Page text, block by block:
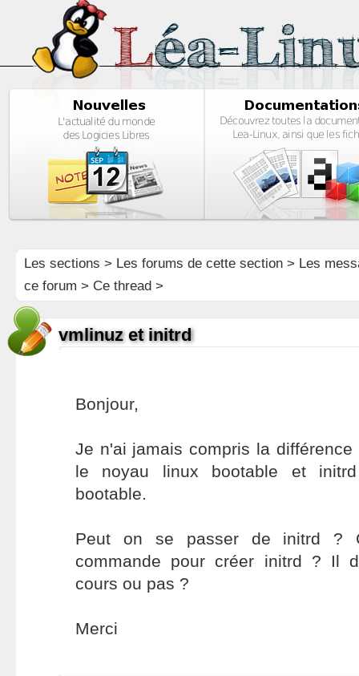
Les sections > Les forums de cette section> Les
ce forum > Ce thread >
vmlinuz et initrd
Bonjour,
Je n'ai jamais compris la
le noyau linux bootable et
bootable.
Peut on se passer de initrd ?
commande pour créer initrd ? Il
cours ou pas ?
Merci